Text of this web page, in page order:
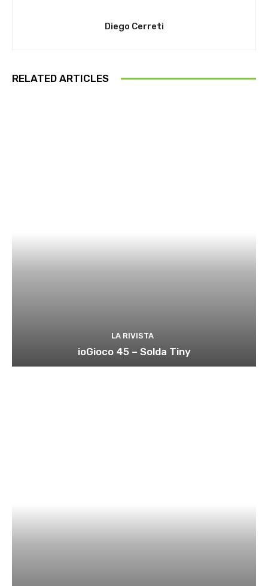
Diego Cerreti
RELATED ARTICLES
LA RIVISTA
ioGioco 45 – Solda Tiny